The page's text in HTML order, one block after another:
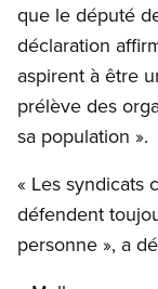
que le député
déclaration
aspirent à être
prélève des
sa population ».
« Les syndicats
défendent
personne », a